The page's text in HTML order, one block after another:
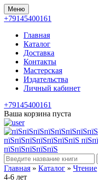
Меню
+79145400161
Главная
Каталог
Доставка
Контакты
Мастерская
Издательства
Личный кабинет
+79145400161
Ваша корзина пуста
Главная » Каталог » Чтение
4-6 лет